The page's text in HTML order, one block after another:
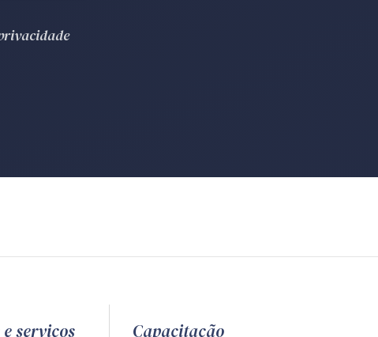
serviços Capacitação